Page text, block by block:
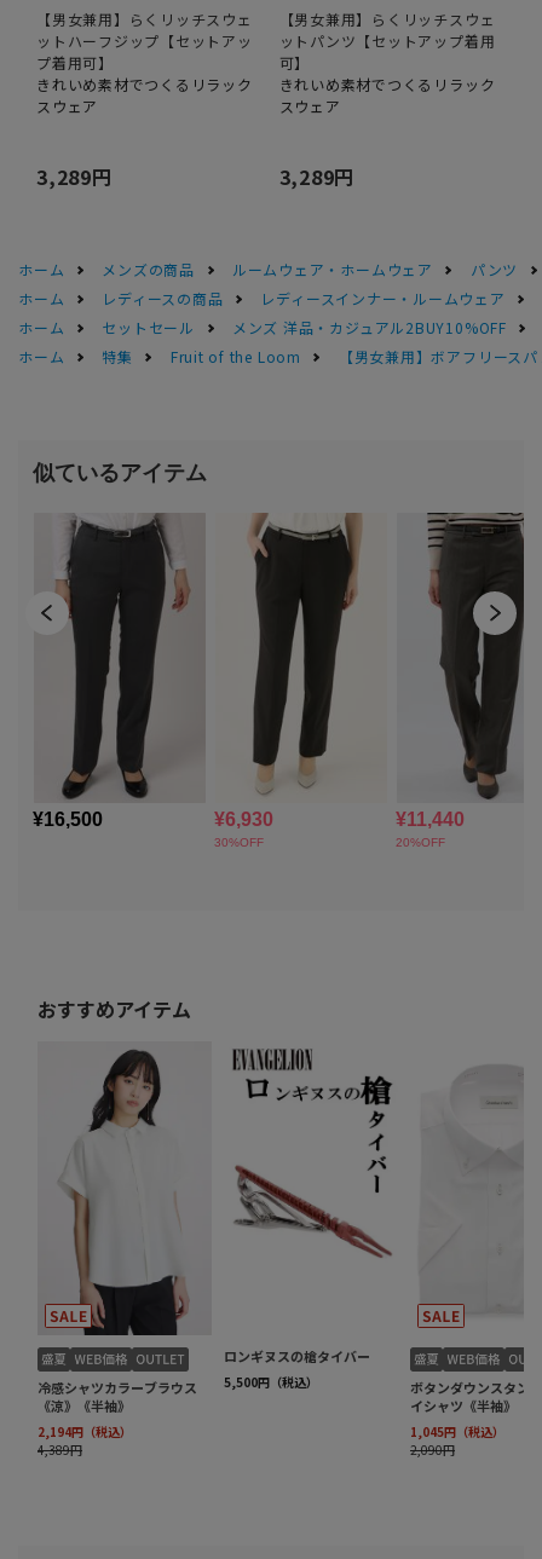
【男女兼用】らくリッチスウェ
ットハーフジップ【セットアッ
プ着用可】
きれいめ素材でつくるリラック
スウェア
3,289円
【男女兼用】らくリッチスウェ
ットパンツ【セットアップ着用
可】
きれいめ素材でつくるリラック
スウェア
3,289円
ホーム メンズの商品 ルームウェア・ホームウェア
パンツ
ホーム
レディースの商品
レディースインナー・ルームウェア
ホーム
セットセール
メンズ 洋品・カジュアル2BUY10%OFF
ホーム
特集 Fruit of the Loom 【男女兼用】ボアフリース